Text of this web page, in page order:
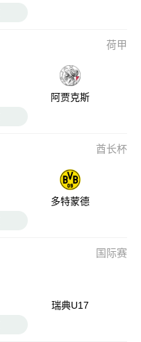
荷甲
阿贾克斯
酋长杯
多特蒙德
国际赛
瑞典U17